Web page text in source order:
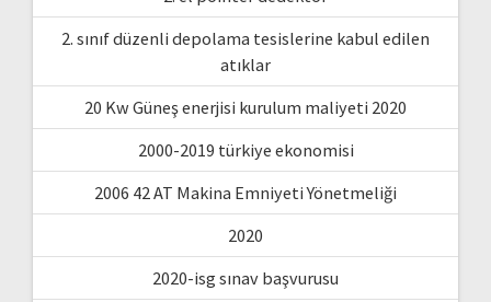
2. sınıf düzenli depolama tesislerine kabul edilen
atıklar
20 Kw Güneş enerjisi kurulum maliyeti 2020
2000-2019 türkiye ekonomisi
2006 42 AT Makina Emniyeti Yönetmeliği
2020
2020-isg sınav başvurusu